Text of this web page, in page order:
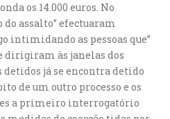
os 14.000 euros. No
assalto” efectuaram
intimidando as pessoas que”
dirigiram às janelas dos
já se encontra detido
de um outro processo e os
a primeiro interrogatório